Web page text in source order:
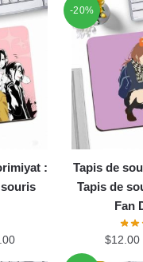
:
-20%
Tapis de
Tapis de
Fan
$12.00